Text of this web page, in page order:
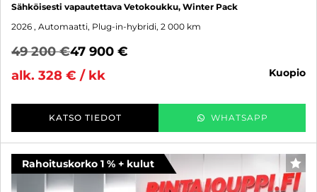
Sähköisesti vapautettava Vetokoukku, Winter Pack
2026 , Automaatti, Plug-in-hybridi, 2 000 km
49 200 €47 900 €
alk. 328 € / kk
kuopio
KATSO TIEDOT WHATSAPP
Rahoituskorko 1 % + kulut